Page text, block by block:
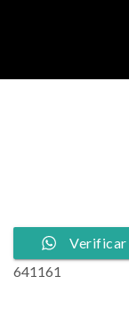
Verificar
641161